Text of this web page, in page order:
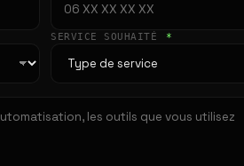
SERVICE SOUHAITÉ *